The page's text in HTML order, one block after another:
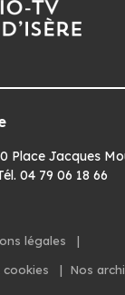
Place Jacques
04 79 06 18 66
légales
|
cookies
| Nos